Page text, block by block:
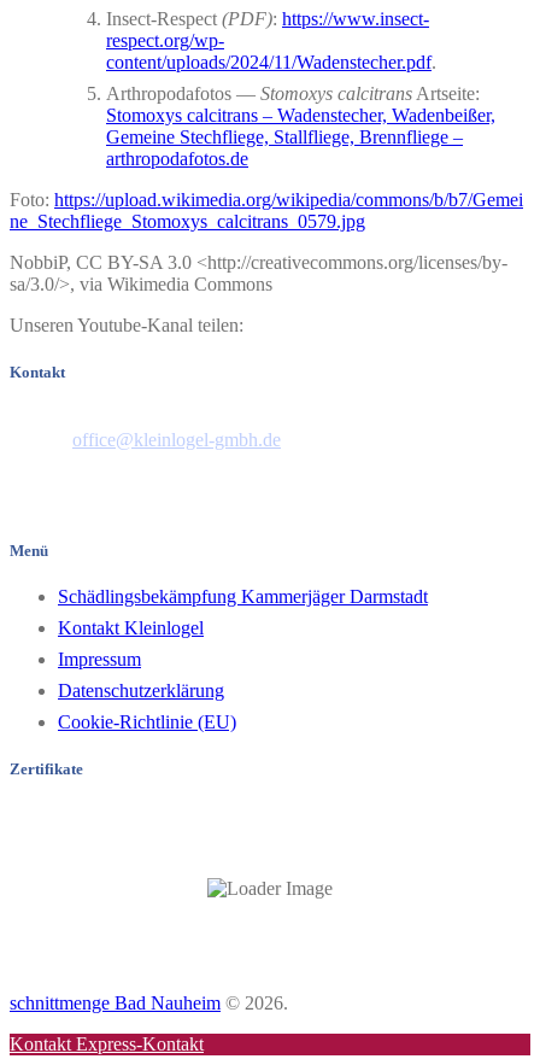
Insect-Respect (PDF): https://www.insect-
respect.org/wp-
content/uploads/2024/11/Wadenstecher.pdf.
Arthropodafotos — Stomoxys calcitrans Artseite:
Stomoxys calcitrans – Wadenstecher, Wadenbeißer,
Gemeine Stechfliege, Stallfliege, Brennfliege –
arthropodafotos.de
Foto: https://upload.wikimedia.org/wikipedia/commons/b/b7/Gemei
ne_Stechfliege_Stomoxys_calcitrans_0579.jpg
NobbiP, CC BY-SA 3.0 <http://creativecommons.org/licenses/by-
sa/3.0/>, via Wikimedia Commons
Unseren Youtube-Kanal teilen:
Kontakt
office@kleinlogel-gmbh.de
Menü
Schädlingsbekämpfung Kammerjäger Darmstadt
Kontakt Kleinlogel
Impressum
Datenschutzerklärung
Cookie-Richtlinie (EU)
Zertifikate
schnittmenge Bad Nauheim © 2026.
Kontakt Express-Kontakt